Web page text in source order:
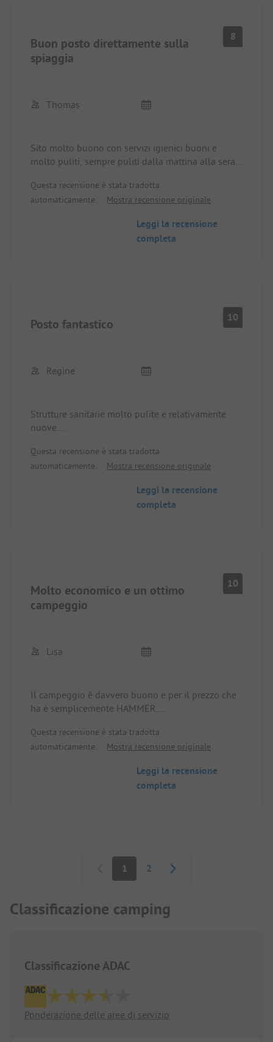
Buon posto direttamente sulla
spiaggia
8
Thomas
Sito molto buono con servizi igienici buoni e
molto puliti, sempre puliti dalla mattina alla sera.
piazzole segnalate, ombreggiate da conifere.
Questa recensione è stata tradotta
automaticamente.
Mostra recensione originale
Leggi la recensione
completa
Posto fantastico 10
Regine
Strutture sanitarie molto pulite e relativamente
nuove.
alla spiaggia del Mar Baltico ci ha entusiasti.
Per noi è stato piacevole essere lì all'inizio della
Questa recensione è stata tradotta
automaticamente.
Mostra recensione originale
Leggi la recensione
completa
Molto economico e un ottimo
campeggio
10
Lisa
Il campeggio è davvero buono e per il prezzo che
ha è semplicemente HAMMER.
fantastico.
Si può scegliere dove piantare la tenda sul posto.
puliti e ci sono alcune strutture per i bambini. C'è
anche un'area fitness con attrezzature sportive
Non lontano dal campeggio c'è anche una
passeggiata commerciale con molti ristoranti :)
Per me è sempre il campeggio perfetto per una
Questa recensione è stata tradotta
automaticamente.
Mostra recensione originale
Leggi la recensione
completa
1 2
Classificazione camping
Classificazione ADAC
Ponderazione delle aree di servizio